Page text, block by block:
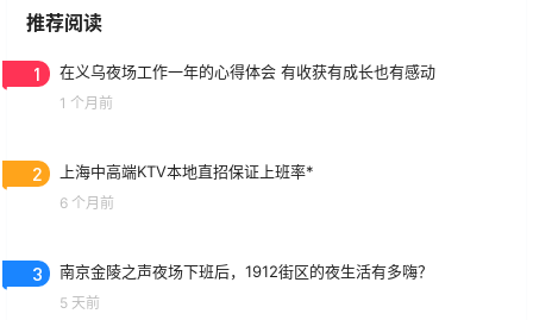
推荐阅读
1 在义乌夜场工作一年的心得体会 有收获有成长也有感动
1 个月前
2 上海中高端KTV本地直招保证上班率*
6 个月前
3 南京金陵之声夜场下班后，1912街区的夜生活有多嗨？
5 天前